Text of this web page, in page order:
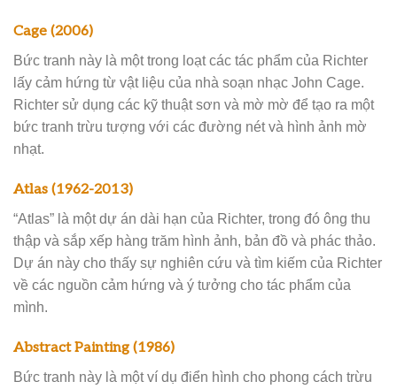
Cage (2006)
Bức tranh này là một trong loạt các tác phẩm của Richter
lấy cảm hứng từ vật liệu của nhà soạn nhạc John Cage.
Richter sử dụng các kỹ thuật sơn và mờ mờ để tạo ra một
bức tranh trừu tượng với các đường nét và hình ảnh mờ
nhạt.
Atlas (1962-2013)
“Atlas” là một dự án dài hạn của Richter, trong đó ông thu
thập và sắp xếp hàng trăm hình ảnh, bản đồ và phác thảo.
Dự án này cho thấy sự nghiên cứu và tìm kiếm của Richter
về các nguồn cảm hứng và ý tưởng cho tác phẩm của
mình.
Abstract Painting (1986)
Bức tranh này là một ví dụ điển hình cho phong cách trừu